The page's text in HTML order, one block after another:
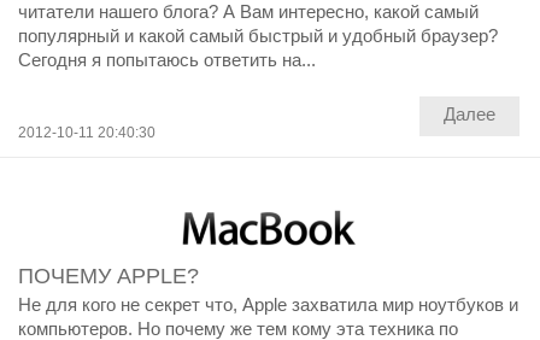
читатели нашего блога? А Вам интересно, какой самый
популярный и какой самый быстрый и удобный браузер?
Сегодня я попытаюсь ответить на...
2012-10-11 20:40:30
Далее
ПОЧЕМУ APPLE?
Не для кого не секрет что, Apple захватила мир ноутбуков и
компьютеров. Но почему же тем кому эта техника по